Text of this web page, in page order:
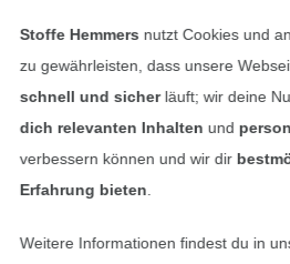
Unsere
Stoffe Hemmers nutzt Cookies und
zu gewährleisten, dass unsere
schnell und sicherläuft; wir deine
dich relevanten Inhalten und
verbessern können und wir dir
Erfahrung bieten
Weitere Informationen findest du in